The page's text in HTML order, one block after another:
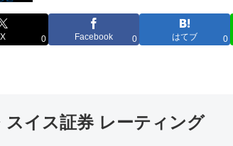
X 0 Facebook 0 はてブ 0
スイス証券 レーティング